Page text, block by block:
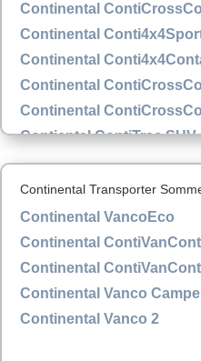
Continental
Continental
Continental
Continental
Continental
Contiental ContiTrac SUV
Continental Transporter
Continental VancoEco
Continental
Continental
Continental Vanco
Continental Vanco 2